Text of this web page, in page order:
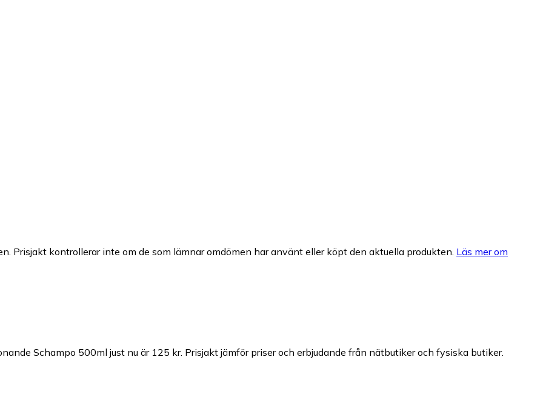
Prisjakt kontrollerar inte om de som lämnar omdömen har använt eller köpt den aktuella produkten. Läs mer om
Schampo 500ml just nu är 125 kr. Prisjakt jämför priser och erbjudande från nätbutiker och fysiska butiker.